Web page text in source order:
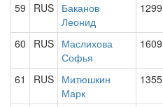
59 RUS Баканов
Леонид
1299
60 RUS Маслихова
Софья
1609
61 RUS Митюшкин
Марк
1355